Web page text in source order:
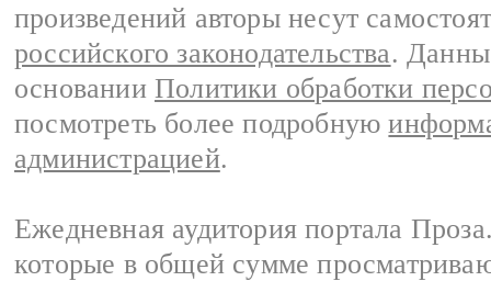
произведений авторы несут
российского законодательства.
основании Политики обработки
посмотреть более подробную
администрацией.
Ежедневная аудитория портала
которые в общей сумме